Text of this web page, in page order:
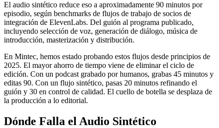
El audio sintético reduce eso a aproximadamente 90 minutos por
episodio, según benchmarks de flujos de trabajo de socios de
integración de ElevenLabs. Del guión al programa publicado,
incluyendo selección de voz, generación de diálogo, música de
introducción, masterización y distribución.
En Mintec, hemos estado probando estos flujos desde principios de
2025. El mayor ahorro de tiempo viene de eliminar el ciclo de
edición. Con un podcast grabado por humanos, grabas 45 minutos y
editas 90. Con un flujo sintético, pasas 20 minutos refinando el
guión y 30 en control de calidad. El cuello de botella se desplaza de
la producción a lo editorial.
Dónde Falla el Audio Sintético